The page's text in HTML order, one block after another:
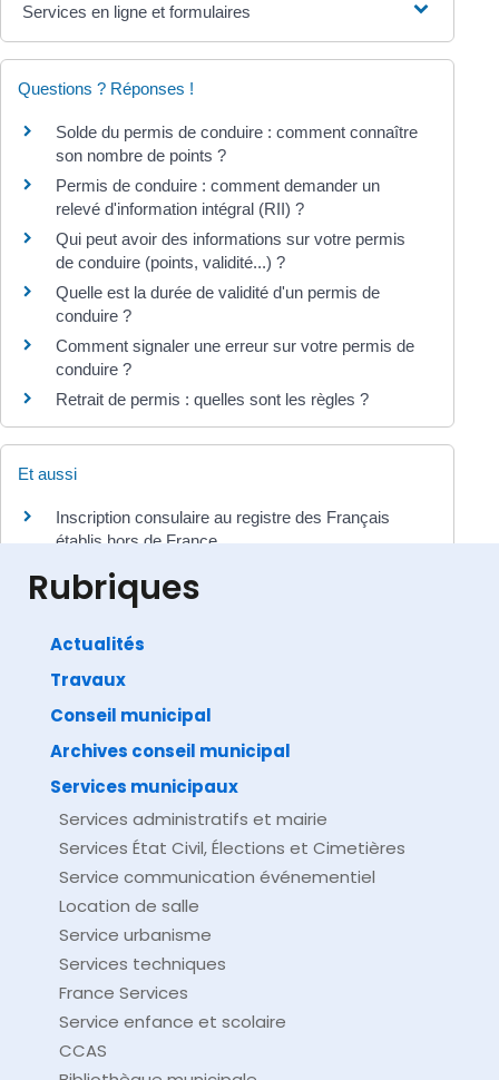
Services en ligne et formulaires
Questions ? Réponses !
Solde du permis de conduire : comment connaître
son nombre de points ?
Permis de conduire : comment demander un
relevé d'information intégral (RII) ?
Qui peut avoir des informations sur votre permis
de conduire (points, validité...) ?
Quelle est la durée de validité d'un permis de
conduire ?
Comment signaler une erreur sur votre permis de
conduire ?
Retrait de permis : quelles sont les règles ?
Et aussi
Inscription consulaire au registre des Français
établis hors de France
Direction de l'information légale et administrative
Rubriques
Actualités
Travaux
Conseil municipal
Archives conseil municipal
Services municipaux
Services administratifs et mairie
Services État Civil, Élections et Cimetières
Service communication événementiel
Location de salle
Service urbanisme
Services techniques
France Services
Service enfance et scolaire
CCAS